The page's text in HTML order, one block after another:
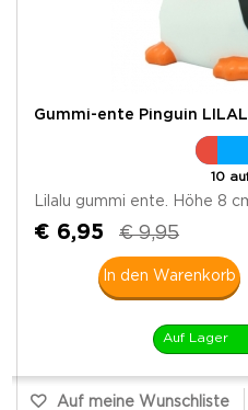
Gummi-ente Pinguin
10
Lilalu gummi ente. Höhe 8
€ 6,95 € 9,95
In den Warenkorb
Auf Lager
Auf meine Wunschliste